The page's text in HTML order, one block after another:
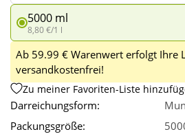
5000 ml
8,80 €/1 l
Ab 59.99 € Warenwert erfolgt Ihre
versandkostenfrei!
Zu meiner Favoriten-Liste
Darreichungsform:
Packungsgröße: